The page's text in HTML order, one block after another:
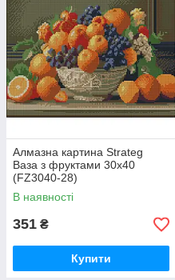
Алмазна картина Strateg
Ваза з фруктами 30х40
(FZ3040-28)
В наявності
351 ₴
Купити